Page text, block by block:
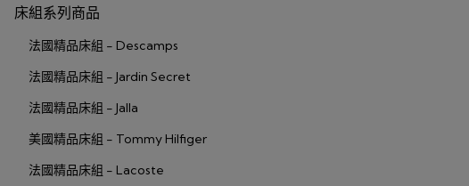
床組系列商品
法國精品床組 - Descamps
法國精品床組 - Jardin Secret
法國精品床組 - Jalla
美國精品床組 - Tommy Hilfiger
法國精品床組 - Lacoste